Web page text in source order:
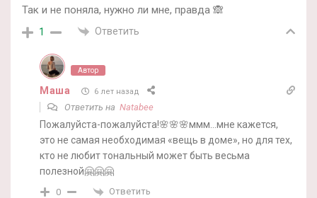
Так и не поняла, нужно ли мне, правда 🙈
1 Ответить
Автор
Маша 6 лет назад
Ответить на Natabee
Пожалуйста-пожалуйста!🌸🌸🌸ммм…мне кажется,
это не самая необходимая «вещь в доме», но для тех,
кто не любит тональный может быть весьма
полезной🤗🤗🤗
0 Ответить